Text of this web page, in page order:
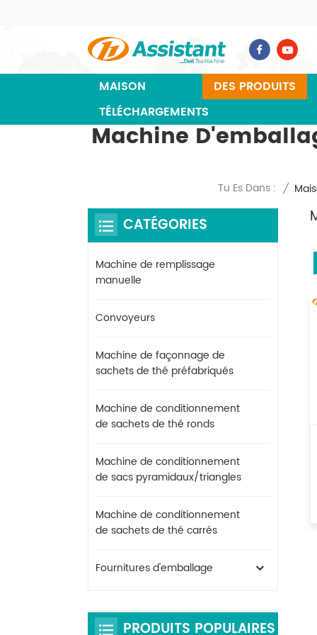
MAISON DES PRODUITS
TÉLÉCHARGEMENTS
Machine
Tu Es Dans : /
CATÉGORIES
Machine de remplissage
manuelle
Convoyeurs
Machine de façonnage de
sachets de thé préfabriqués
Machine de conditionnement
de sachets de thé ronds
Machine de conditionnement
de sacs pyramidaux/triangles
Machine de conditionnement
de sachets de thé carrés
Fournitures d'emballage
PRODUITS POPULAIRES